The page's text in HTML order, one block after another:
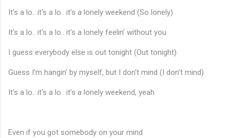
It's a lo.. it's a lo.. it's a lonely weekend (So lonely)
It's a lo.. it's a lo.. it's a lonely feelin' without you
I guess everybody else is out tonight (Out tonight)
Guess I'm hangin' by myself, but I don't mind (I don't mind)
It's a lo.. it's a lo.. it's a lonely weekend, yeah
Even if you got somebody on your mind